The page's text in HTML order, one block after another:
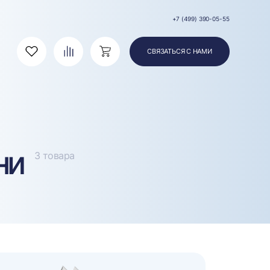
+7 (499) 390-05-55
Избранное СравнениеКорзина СВЯЗАТЬСЯ С НАМИ
3 товара